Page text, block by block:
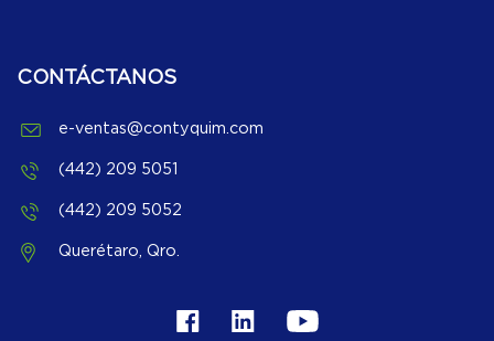
CONTÁCTANOS
e-ventas@contyquim.com
(442) 209 5051
(442) 209 5052
Querétaro, Qro.